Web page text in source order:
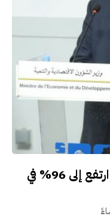
وزير الاقتصاد: معدل التمدرس ارتفع إلى 96% في